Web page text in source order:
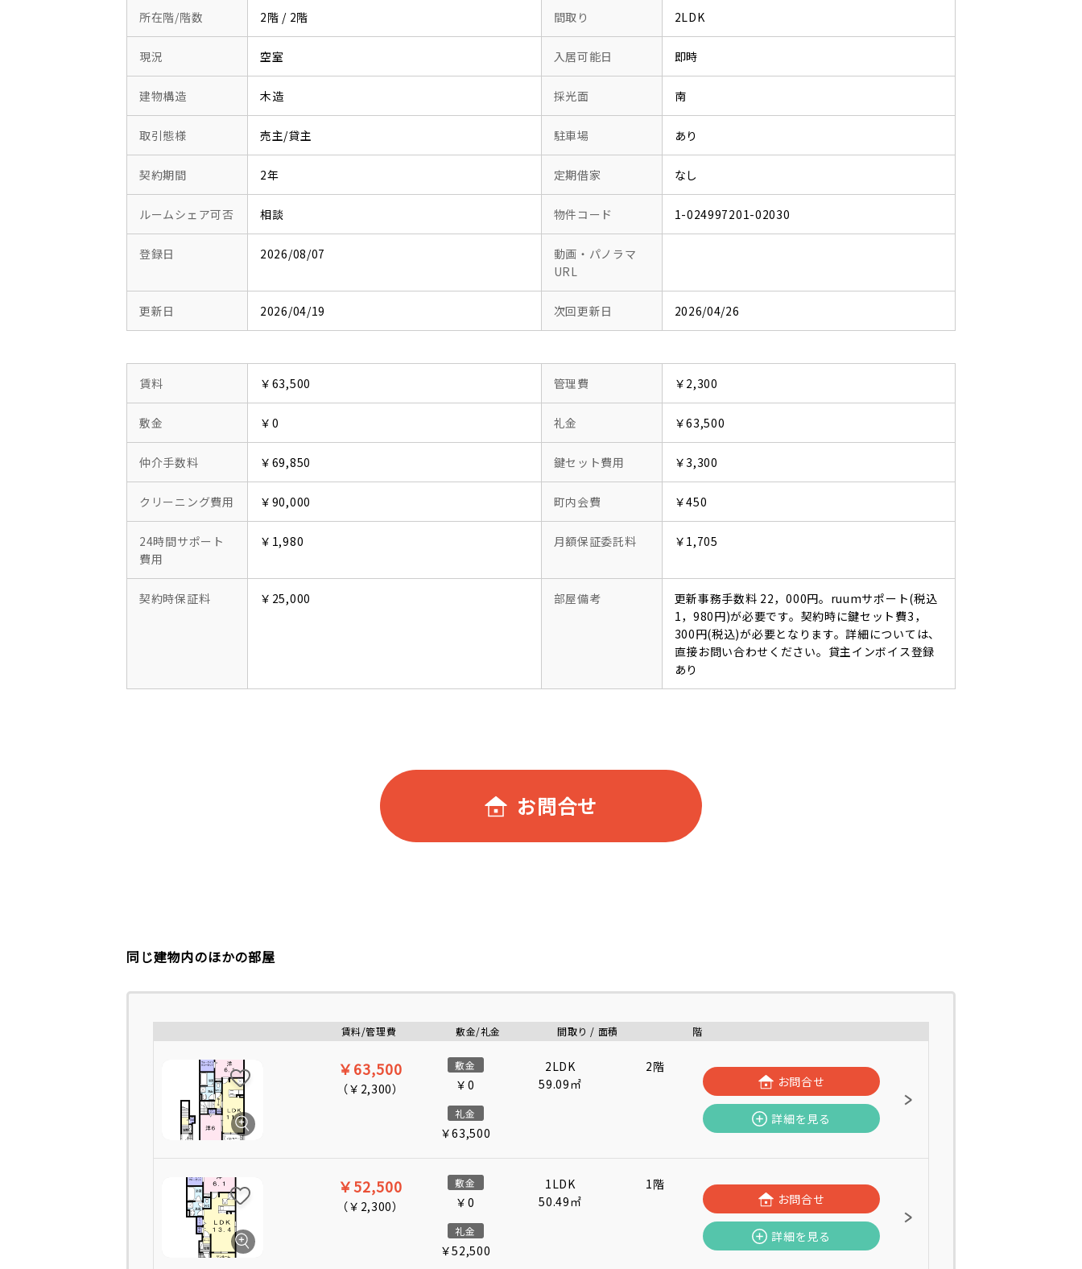
所在階/階数 2階 / 2階 間取り 2LDK
現況 空室 入居可能日 即時
建物構造 木造 採光面 南
取引態様 売主/貸主 駐車場 あり
契約期間 2年 定期借家 なし
ルームシェア可否 相談 物件コード 1-024997201-02030
登録日 2026/08/07
動画・パノラマ
URL
更新日 2026/04/19 次回更新日 2026/04/26
賃料 ￥63,500 管理費 ￥2,300
敷金 ￥0 礼金 ￥63,500
仲介手数料 ￥69,850 鍵セット費用 ￥3,300
クリーニング費用 ￥90,000 町内会費 ￥450
24時間サポート
費用
￥1,980 月額保証委託料 ￥1,705
契約時保証料 ￥25,000 部屋備考
更新事務手数料 22，000円。ruumサポート(税込
1，980円)が必要です。契約時に鍵セット費3，
300円(税込)が必要となります。詳細については、
直接お問い合わせください。貸主インボイス登録
あり
お問合せ
同じ建物内のほかの部屋
賃料/管理費 敷金/礼金 間取り / 面積 階
￥63,500
（￥2,300）
敷金
￥0
礼金
￥63,500
2LDK
59.09㎡
2階
お問合せ
詳細を見る
￥52,500
（￥2,300）
敷金
￥0
礼金
￥52,500
1LDK
50.49㎡
1階
お問合せ
詳細を見る